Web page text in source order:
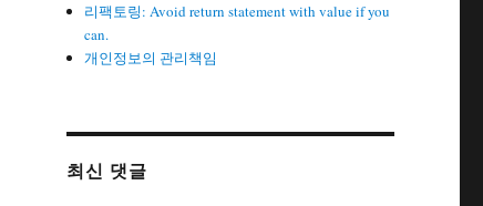
리팩토링: Avoid return statement with value if you
can.
개인정보의 관리책임
최신 댓글